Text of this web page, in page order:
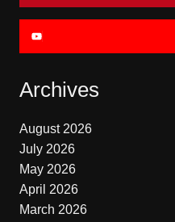
Archives
August 2026
July 2026
May 2026
April 2026
March 2026